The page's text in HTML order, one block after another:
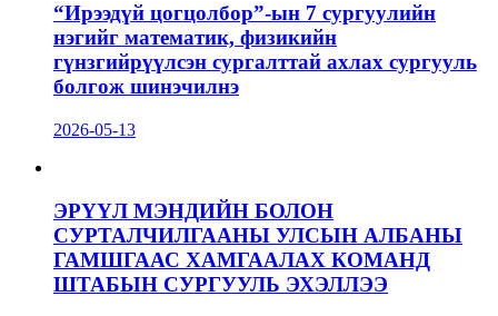
“Ирээдүй цогцолбор”-ын 7 сургуулийн
нэгийг математик, физикийн
гүнзгийрүүлсэн сургалттай ахлах сургууль
болгож шинэчилнэ
2026-05-13
ЭРҮҮЛ МЭНДИЙН БОЛОН
СУРТАЛЧИЛГААНЫ УЛСЫН АЛБАНЫ
ГАМШГААС ХАМГААЛАХ КОМАНД
ШТАБЫН СУРГУУЛЬ ЭХЭЛЛЭЭ